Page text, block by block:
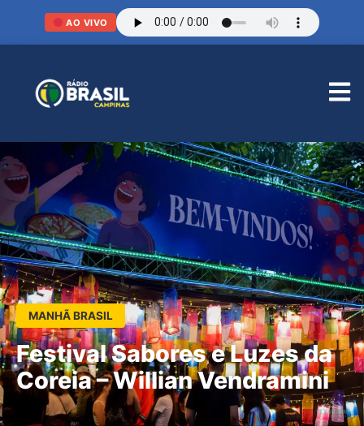
AO VIVO
MANHÃ BRASIL
Festival Sabores e Luzes da
Coreia – Willian Vendramini